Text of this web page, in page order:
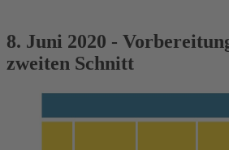
8. Juni 2020 -
zweiten Schnitt